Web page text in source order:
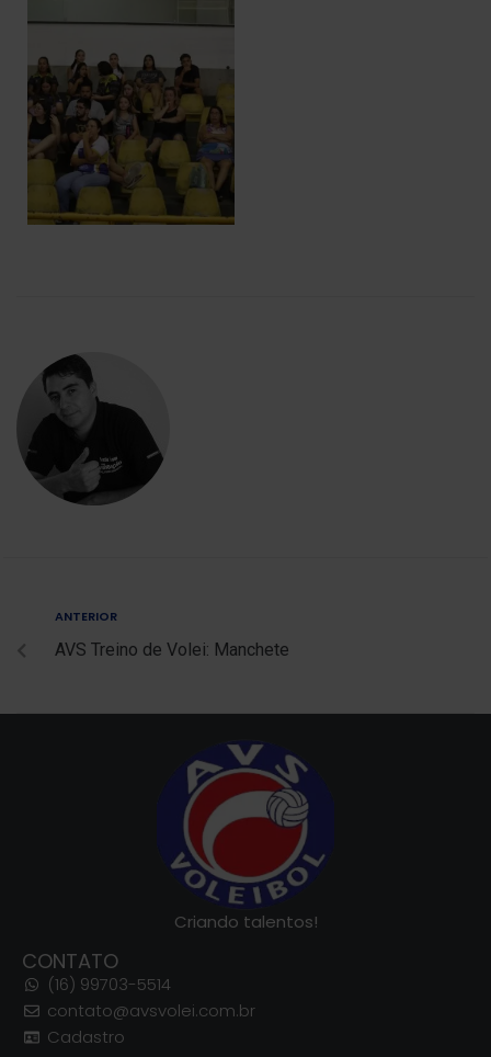
ANTERIOR
AVS Treino de Volei: Manchete
Criando talentos!
CONTATO
(16) 99703-5514
contato@avsvolei.com.br
Cadastro